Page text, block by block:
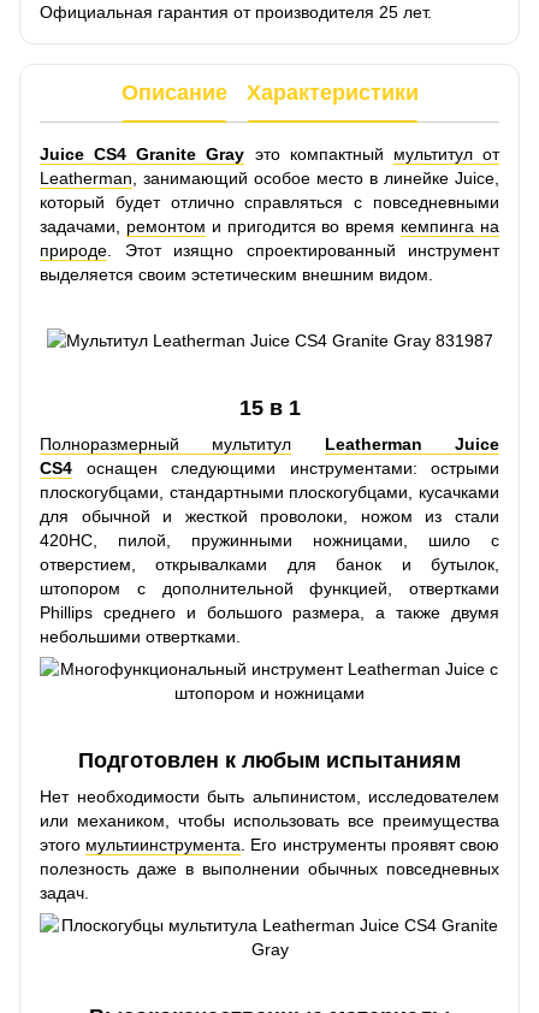
Официальная гарантия от производителя 25 лет.
Описание Характеристики
Juice CS4 Granite Gray это компактный мультитул от
Leatherman , занимающий особое место в линейке Juice,
который будет отлично справляться с повседневными
задачами, ремонтом и пригодится во время кемпинга на
природе . Этот изящно спроектированный инструмент
выделяется своим эстетическим внешним видом.
15 в 1
Полноразмерный мультитул
Leatherman Juice
CS4
оснащен следующими инструментами: острыми
плоскогубцами, стандартными плоскогубцами, кусачками
для обычной и жесткой проволоки, ножом из стали
420HC, пилой, пружинными ножницами, шило с
отверстием, открывалками для банок и бутылок,
штопором с дополнительной функцией, отвертками
Phillips среднего и большого размера, а также двумя
небольшими отвертками.
Подготовлен к любым испытаниям
Нет необходимости быть альпинистом, исследователем
или механиком, чтобы использовать все преимущества
этого мультиинструмента . Его инструменты проявят свою
полезность даже в выполнении обычных повседневных
задач.